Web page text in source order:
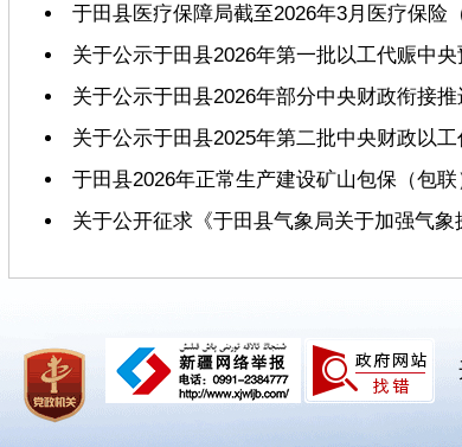
于田县医疗保障局截至2026年3月医疗保险
关于公示于田县2026年第一批以工代赈中央
关于公示于田县2026年部分中央财政衔接
关于公示于田县2025年第二批中央财政以工
于田县2026年正常生产建设矿山包保（包
关于公开征求《于田县气象局关于加强气